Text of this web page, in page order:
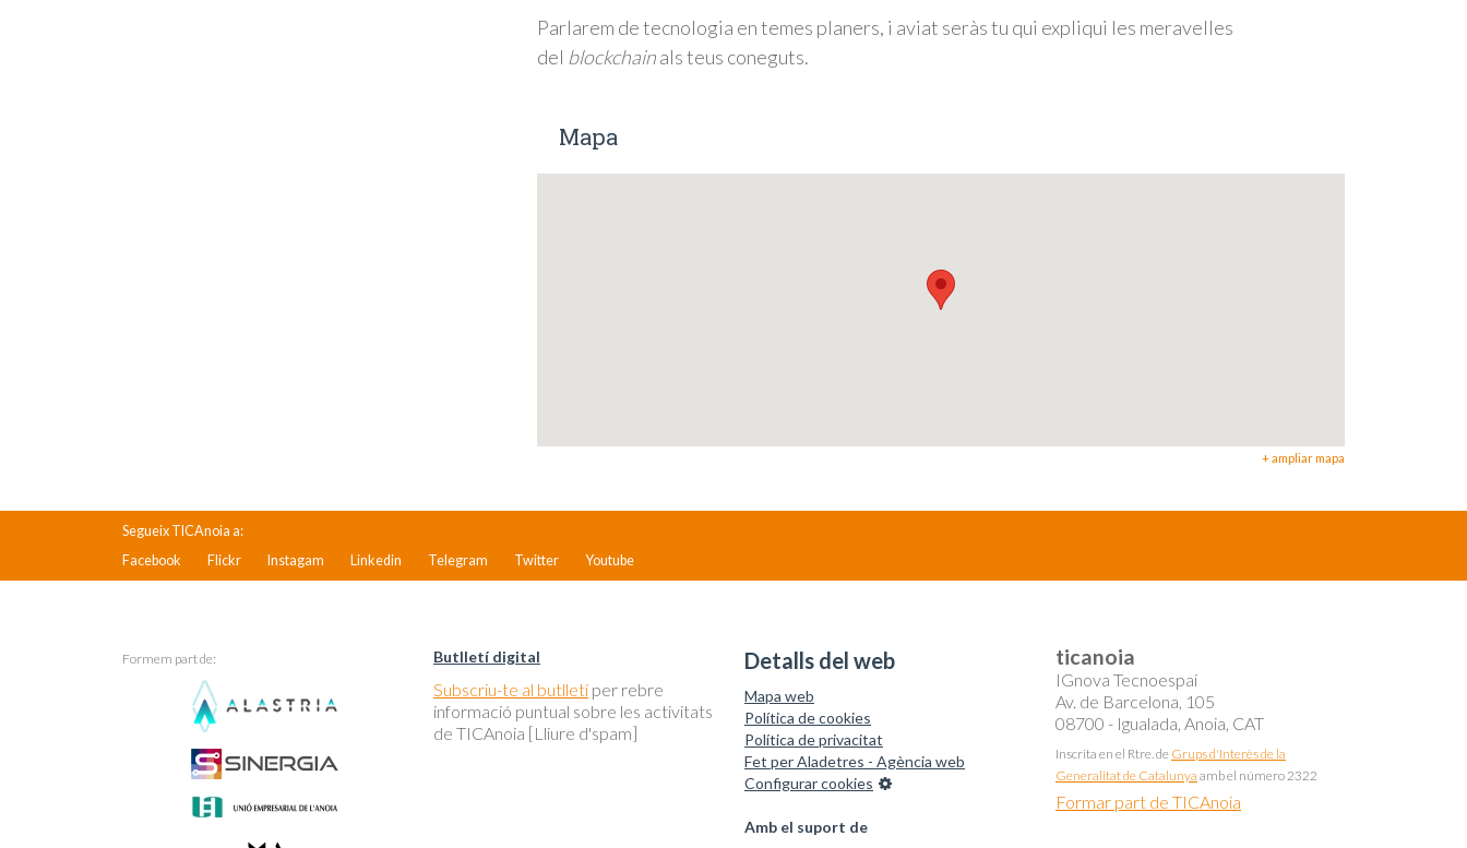
Parlarem de tecnologia en temes planers, i aviat seràs tu qui expliqui les meravelles
del blockchainals teus coneguts.
Mapa
+ ampliar mapa
Segueix TICAnoia a:
Facebook
Flickr Instagam Linkedin Telegram Twitter Youtube
Formem part de: Butlletí digital
Subscriu-te al butlletí per rebre
informació puntual sobre les activitats
de TICAnoia [Lliure d'spam]
Detalls del web
Mapa web
Política de cookies
Política de privacitat
Fet per Aladetres - Agència web
Configurar cookies
Amb el suport de
ticanoia
IGnova Tecnoespai
Av. de Barcelona, 105
08700 - Igualada, Anoia, CAT
Inscrita en el Rtre. de Grups d'Interès de la
Generalitat de Catalunya amb el número 2322
Formar part de TICAnoia